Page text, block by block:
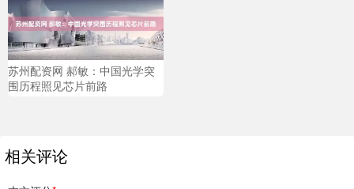
苏州配资网 郝敏：中国光学突
围历程照见芯片前路
相关评论